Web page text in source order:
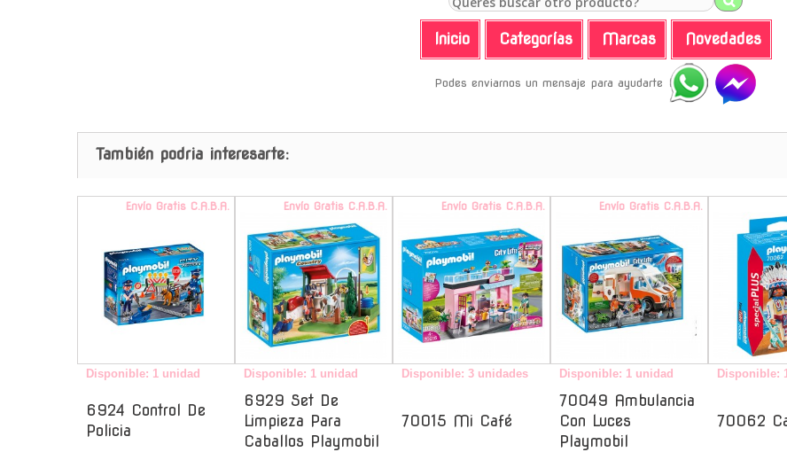
Inicio Categorías Marcas Novedades
Podes enviarnos un mensaje para ayudarte
También podria interesarte:
Envío Gratis C.A.B.A.
Disponible: 1 unidad
6924 Control De
Policia
Envío Gratis C.A.B.A.
Disponible: 1 unidad
6929 Set De
Limpieza Para
Caballos Playmobil
Envío Gratis C.A.B.A.
Disponible: 3 unidades
70015 Mi Café
Envío Gratis C.A.B.A.
Disponible: 1 unidad
70049 Ambulancia
Con Luces
Playmobil
Disponible:
70062